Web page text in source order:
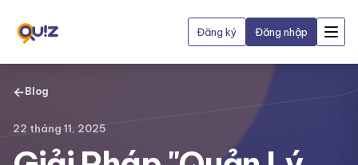
Đăng ký Đăng nhập
← Blog
22 tháng 11, 2025